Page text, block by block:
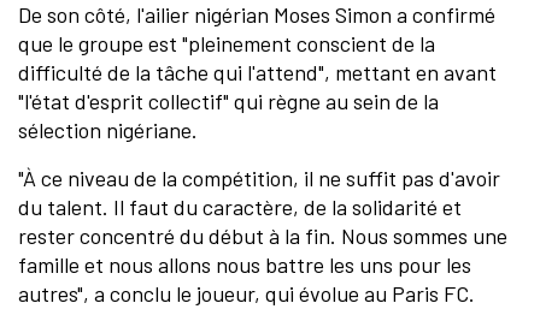
De son côté, l'ailier nigérian Moses Simon a confirmé
que le groupe est "pleinement conscient de la
difficulté de la tâche qui l'attend", mettant en avant
"l'état d'esprit collectif" qui règne au sein de la
sélection nigériane.
"À ce niveau de la compétition, il ne suffit pas d'avoir
du talent. Il faut du caractère, de la solidarité et
rester concentré du début à la fin. Nous sommes une
famille et nous allons nous battre les uns pour les
autres", a conclu le joueur, qui évolue au Paris FC.